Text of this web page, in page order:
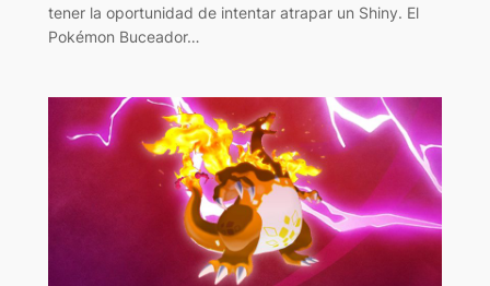
tener la oportunidad de intentar atrapar un Shiny. El
Pokémon Buceador…